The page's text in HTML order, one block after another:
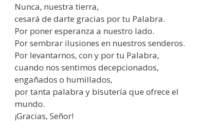
Nunca, nuestra tierra,
cesará de darte gracias por tu Palabra.
Por poner esperanza a nuestro lado.
Por sembrar ilusiones en nuestros senderos.
Por levantarnos, con y por tu Palabra,
cuando nos sentimos decepcionados,
engañados o humillados,
por tanta palabra y bisutería que ofrece el
mundo.
¡Gracias, Señor!